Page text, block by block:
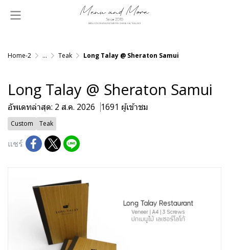
Home-2 ... Teak Long Talay @ Sheraton Samui
Long Talay @ Sheraton Samui
อัพเดทล่าสุด: 2 ส.ค. 2026 1691 ผู้เข้าชม
Custom Teak
แชร์